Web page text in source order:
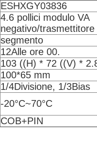
ESHXGY03836
4.6 pollici modulo VA
negativo/trasmettitore
segmento
12Alle ore 00.
103 ((H) * 72 ((V) *
100*65 mm
1/4Divisione, 1/3Bias
-20°C~70°C
COB+PIN